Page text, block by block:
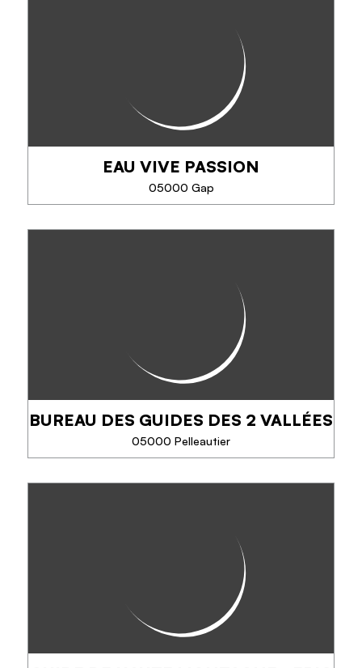
EAU VIVE PASSION
05000 Gap
propose des activités encadrées par des guides
passionnés et diplômés : rafting, hydrospeed,
canyoning, Via Ferrata, escalade et VTT. Vivez...
TÉLÉPHONE
EN SAVOIR PLUS
BUREAU DES GUIDES DES 2 VALLÉES
05000 Pelleautier
Osez l'aventure en toute sécurité avec une équipe
de professionnels réunis autour d'une même idée :